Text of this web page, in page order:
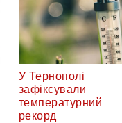
У Тернополі
зафіксували
температурний
рекорд